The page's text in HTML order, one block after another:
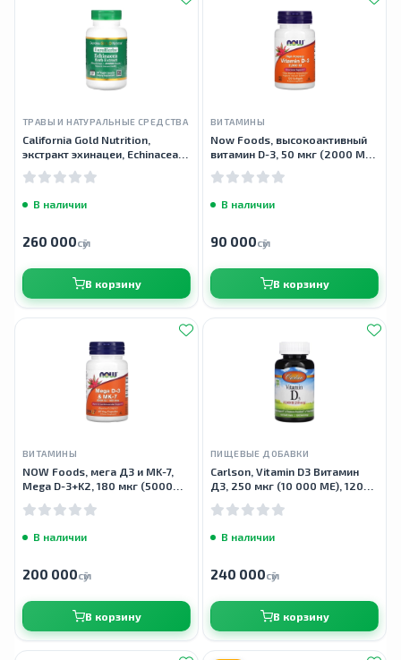
ТРАВЫ И НАТУРАЛЬНЫЕ СРЕДСТВА
California Gold Nutrition,
экстракт эхинацеи, Echinacea
В наличии
260 000сӯм
В корзину
ВИТАМИНЫ
Now Foods, высокоактивный
витамин D-3, 50 мкг (2000 МЕ),
В наличии
90 000сӯм
В корзину
ВИТАМИНЫ
NOW Foods, мега Д3 и MK-7,
Mega D-3+K2, 180 мкг (5000
В наличии
200 000сӯм
В корзину
ПИЩЕВЫЕ ДОБАВКИ
Carlson, Vitamin D3 Витамин
Д3, 250 мкг (10 000 МЕ), 120
В наличии
240 000сӯм
В корзину